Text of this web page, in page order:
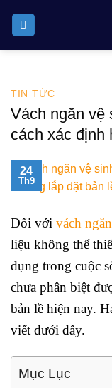
TIN TỨC
Vách ngăn vệ
cách xác định
24
Th9
Đối với vách
liệu không thể
dụng trong cuộc
chưa phân biệt
bản lề hiện nay.
viết dưới đây.
Mục Lục